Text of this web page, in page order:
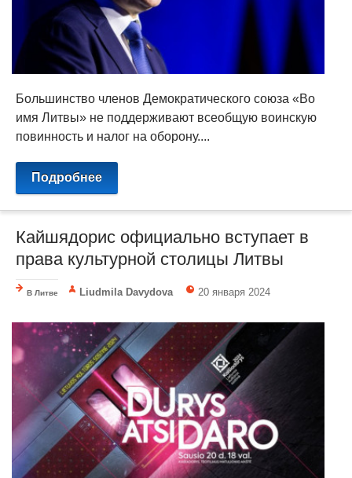
Большинство членов Демократического союза «Во
имя Литвы» не поддерживают всеобщую воинскую
повинность и налог на оборону....
Подробнее
Кайшядорис официально вступает в
права культурной столицы Литвы
В Литве Liudmila Davydova 20 января 2024